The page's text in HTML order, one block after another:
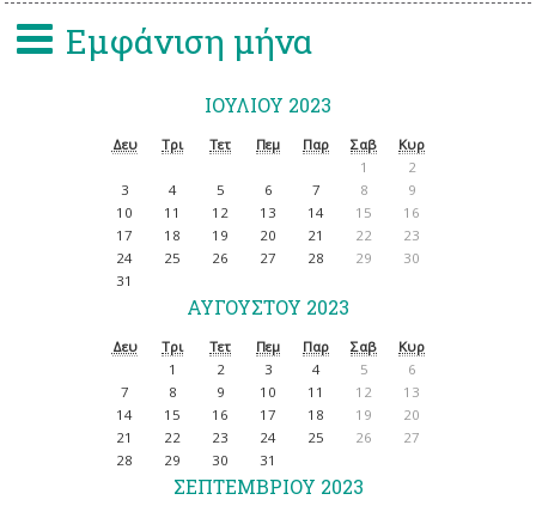
Εμφάνιση μήνα
ΙΟΥΛΊΟΥ 2023
Δευ Τρι Τετ Πεμ Παρ Σαβ
Κυρ
1
2
3
4 5 6 7 8
9
10
11 12 13 14 15
16
17
18 19 20 21 22
23
24
25 26 27 28 29
30
31
ΑΥΓΟΎΣΤΟΥ 2023
Δευ Τρι Τετ Πεμ Παρ Σαβ
Κυρ
1
2 3 4 5
6
7
8 9 10 11 12
13
14
15 16 17 18 19
20
21
22 23 24 25 26
27
28
29 30 31
ΣΕΠΤΕΜΒΡΊΟΥ 2023